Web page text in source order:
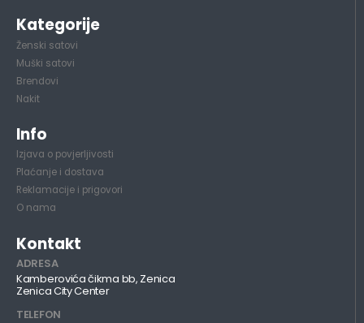
Kategorije
Ženski satovi
Muški satovi
Brendovi
Nakit
Info
Izjava o povjerljivosti
Plaćanje i dostava
Reklamacije i prigovori
O nama
Kontakt
ADRESA
Kamberovića čikma bb, Zenica
Zenica City Center
TELEFON